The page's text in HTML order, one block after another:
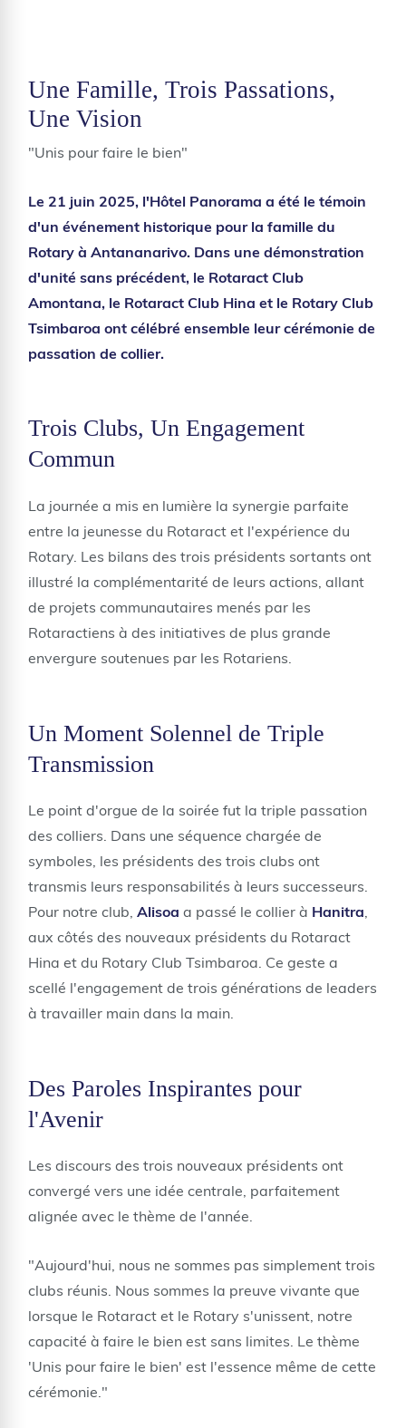
Une Famille, Trois Passations,
Une Vision
"Unis pour faire le bien"
Le 21 juin 2025, l'Hôtel Panorama a été le témoin
d'un événement historique pour la famille du
Rotary à Antananarivo. Dans une démonstration
d'unité sans précédent, le Rotaract Club
Amontana, le Rotaract Club Hina et le Rotary Club
Tsimbaroa ont célébré ensemble leur cérémonie de
passation de collier.
Trois Clubs, Un Engagement
Commun
La journée a mis en lumière la synergie parfaite
entre la jeunesse du Rotaract et l'expérience du
Rotary. Les bilans des trois présidents sortants ont
illustré la complémentarité de leurs actions, allant
de projets communautaires menés par les
Rotaractiens à des initiatives de plus grande
envergure soutenues par les Rotariens.
Un Moment Solennel de Triple
Transmission
Le point d'orgue de la soirée fut la triple passation
des colliers. Dans une séquence chargée de
symboles, les présidents des trois clubs ont
transmis leurs responsabilités à leurs successeurs.
Pour notre club,Alisoa a passé le collier à Hanitra,
aux côtés des nouveaux présidents du Rotaract
Hina et du Rotary Club Tsimbaroa. Ce geste a
scellé l'engagement de trois générations de leaders
à travailler main dans la main.
Des Paroles Inspirantes pour
l'Avenir
Les discours des trois nouveaux présidents ont
convergé vers une idée centrale, parfaitement
alignée avec le thème de l'année.
"Aujourd'hui, nous ne sommes pas simplement trois
clubs réunis. Nous sommes la preuve vivante que
lorsque le Rotaract et le Rotary s'unissent, notre
capacité à faire le bien est sans limites. Le thème
'Unis pour faire le bien' est l'essence même de cette
cérémonie."